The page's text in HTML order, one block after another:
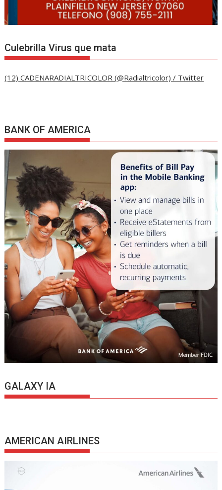
Culebrilla Virus que mata
(12) CADENARADIALTRICOLOR (@Radialtricolor) / Twitter
BANK OF AMERICA
GALAXY IA
AMERICAN AIRLINES